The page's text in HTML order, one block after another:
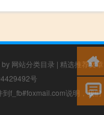
by 网站分类目录 | 精选推荐文章
号
f_fb#foxmail.com说明，我们